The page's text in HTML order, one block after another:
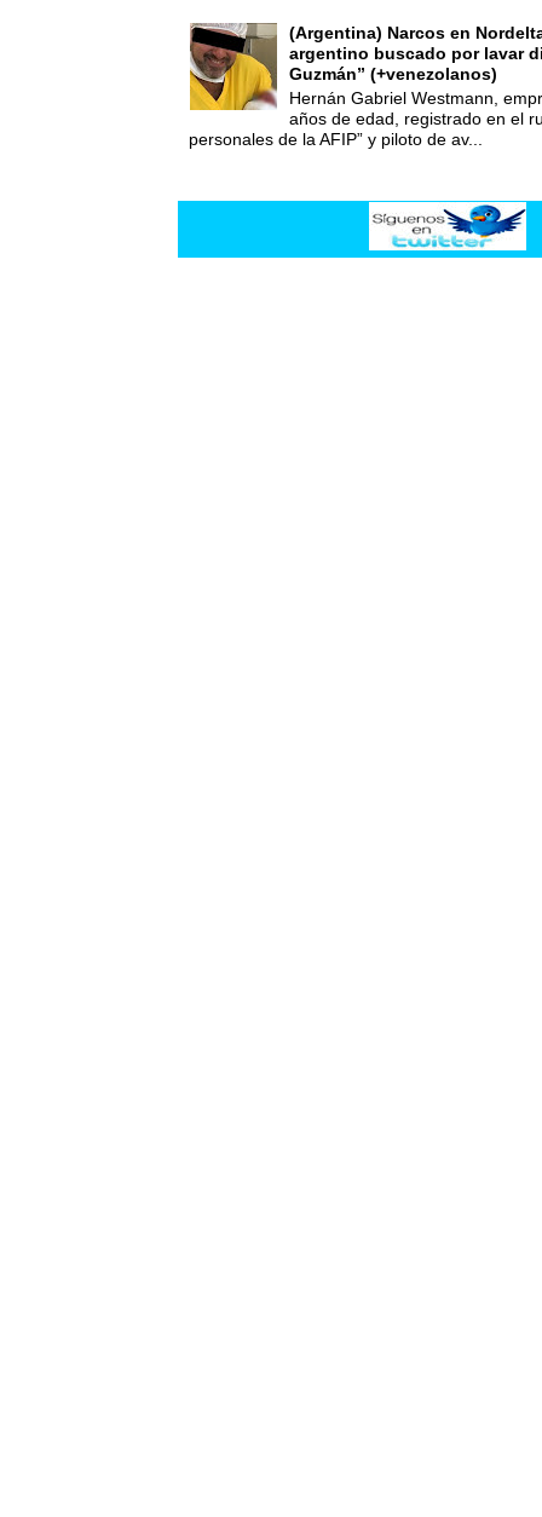
(Argentina) Narcos en
argentino buscado por lavar
Guzmán” (+venezolanos)
Hernán Gabriel Westmann,
años de edad, registrado en el
personales de la AFIP” y piloto de av...